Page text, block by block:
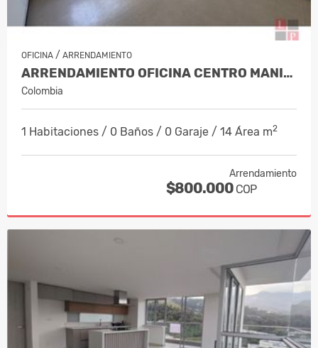
OFICINA / ARRENDAMIENTO
ARRENDAMIENTO OFICINA CENTRO MANIZA…
Colombia
1 Habitaciones / 0 Baños / 0 Garaje / 14 Área m2
Arrendamiento
$800.000 COP